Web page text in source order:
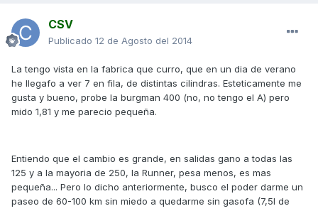
CSV
Publicado 12 de Agosto del 2014
La tengo vista en la fabrica que curro, que en un dia de verano
he llegafo a ver 7 en fila, de distintas cilindras. Esteticamente me
gusta y bueno, probe la burgman 400 (no, no tengo el A) pero
mido 1,81 y me parecio pequeña.
Entiendo que el cambio es grande, en salidas gano a todas las
125 y a la mayoria de 250, la Runner, pesa menos, es mas
pequeña... Pero lo dicho anteriormente, busco el poder darme un
paseo de 60-100 km sin miedo a quedarme sin gasofa (7,5l de